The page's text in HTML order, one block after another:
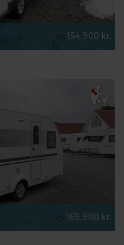
154.900 kr.
169.900 kr.